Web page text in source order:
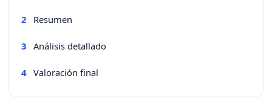
2 Resumen
3 Análisis detallado
4 Valoración final